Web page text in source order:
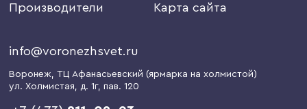
Производители Карта сайта
info@voronezhsvet.ru
Воронеж, ТЦ Афанасьевский (ярмарка на холмистой)
ул. Холмистая, д. 1г, пав. 120